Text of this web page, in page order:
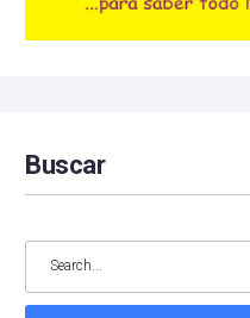
Buscar